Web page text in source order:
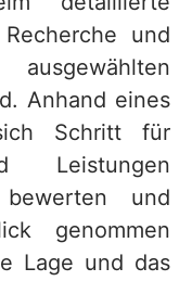
und
Anhand eines
Schritt für
Leistungen
bewerten und
genommen
Lage und das